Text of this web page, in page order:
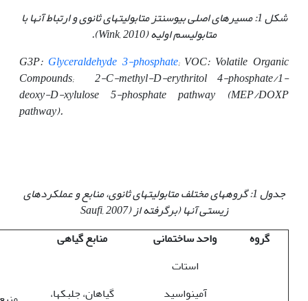
شکل 1: مسیرهای اصلی بیوسنتز متابولیت های ثانوی و ارتباط آنها با
متابولیسم اولیه (Wink, 2010
)
.
G3P: Glyceraldehyde 3-phosphate; VOC: Volatile Organic
Compounds; 2-C-methyl-D-erythritol 4-phosphate/1-
deoxy-D-xylulose 5-phosphate pathway (MEP/DOXP
pathway).
جدول 1: گروه­های مختلف متابولیت‎های ثانوی، منابع و عملکردهای
زیستی آن‎ها (برگرفته از
(Saufi, 2007
گروه
واحد ساختمانی منابع گیاهی
استات
آمینواسید
گیاهان، جلبک­ها،